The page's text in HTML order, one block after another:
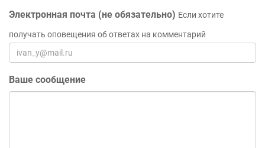
Электронная почта (не обязательно) Если хотите
получать оповещения об ответах на комментарий
Ваше сообщение